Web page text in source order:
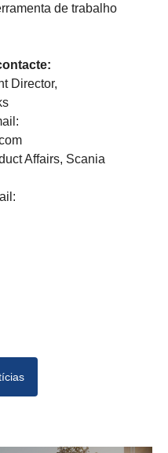
de trabalho
Director,
Affairs, Scania